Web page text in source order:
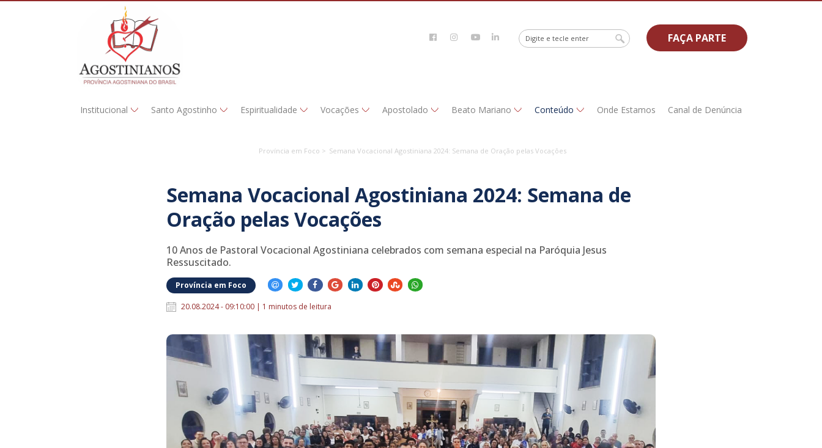
FAÇA PARTE
Institucional Santo Agostinho Espiritualidade Vocações Apostolado Beato Mariano Conteúdo Onde Estamos Canal de Denúncia
Província em Foco > Semana Vocacional Agostiniana 2024: Semana de Oração pelas Vocações
Semana Vocacional Agostiniana 2024: Semana de
Oração pelas Vocações
10 Anos de Pastoral Vocacional Agostiniana celebrados com semana especial na Paróquia Jesus
Ressuscitado.
Província em Foco
20.08.2024 - 09:10:00 | 1 minutos de leitura